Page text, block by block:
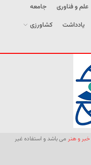
علم و فناوری
جامعه
یادداشت
کشاورزی
خبر و هنر می باشد و استفاده غیر